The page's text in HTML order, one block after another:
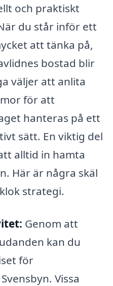
och praktiskt
du står inför ett
att tänka på,
bostad blir
väljer att anlita
för att
hanteras på ett
sätt. En viktig del
alltid in hamta
Här är några skäl
strategi.
Genom att
kan du
för
Vissa